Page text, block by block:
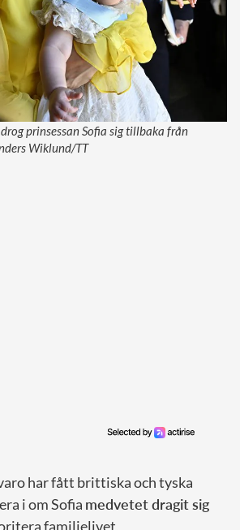
prinsessan Sofia sig tillbaka från
Wiklund/TT
har fått brittiska och tyska
i om Sofia medvetet dragit sig
familjelivet.